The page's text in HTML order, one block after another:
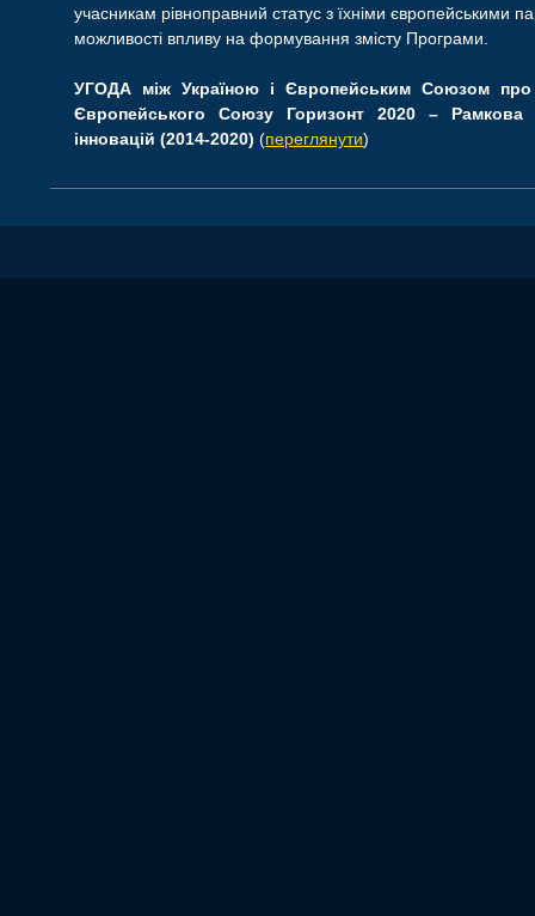
учасникам рівноправний статус з їхніми європейськими
можливості впливу на формування змісту Програми.
УГОДА між Україною і Європейським Союзом про
Європейського Союзу Горизонт 2020 – Рамкова
інновацій (2014-2020) (переглянути)